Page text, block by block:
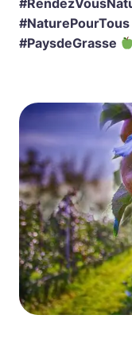
#PaysdeGrasse